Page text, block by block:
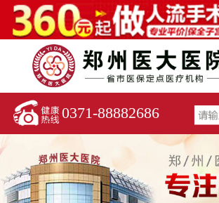
0371-88882686